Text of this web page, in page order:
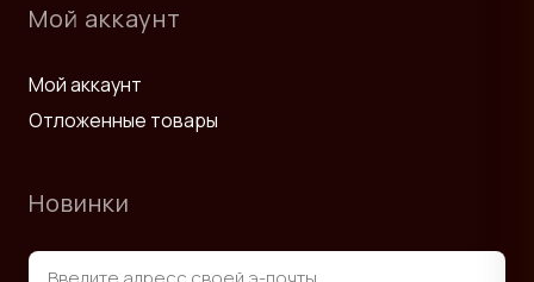
Мой аккаунт
Мой аккаунт
Отложенные товары
Новинки